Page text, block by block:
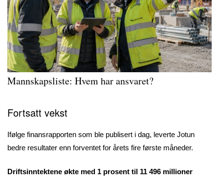
Mannskapsliste: Hvem har ansvaret?
Fortsatt vekst
Ifølge finansrapporten som ble publisert i dag, leverte Jotun
bedre resultater enn forventet for årets fire første måneder.
Driftsinntektene økte med 1 prosent til 11 496 millioner